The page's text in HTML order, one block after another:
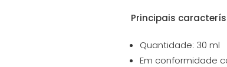
Principais
Quantidade: 30 ml
Em conformidade